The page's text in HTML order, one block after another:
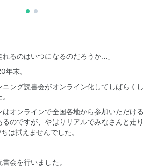
れるのはいつになるのだろうか…」
年末。
ング読書会がオンライン化してしばらくし
はオンラインで全国各地から参加いただける
るのですが、やはりリアルでみなさんと走り
は拭えませんでした。
会を行いました。